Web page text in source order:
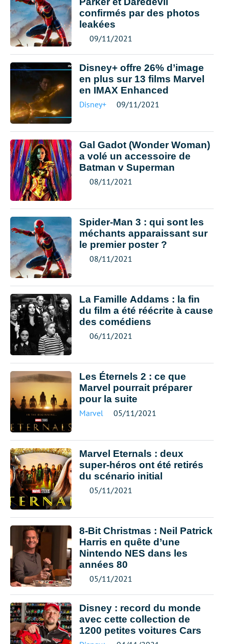
confirmés par des photos
leakées
09/11/2021
Disney+ offre 26% d’image
en plus sur 13 films Marvel
en IMAX Enhanced
Disney+ 09/11/2021
Gal Gadot (Wonder Woman)
a volé un accessoire de
Batman v Superman
08/11/2021
Spider-Man 3 : qui sont les
méchants apparaissant sur
le premier poster ?
08/11/2021
La Famille Addams : la fin
du film a été réécrite à cause
des comédiens
06/11/2021
Les Éternels 2 : ce que
Marvel pourrait préparer
pour la suite
Marvel 05/11/2021
Marvel Eternals : deux
super-héros ont été retirés
du scénario initial
05/11/2021
8-Bit Christmas : Neil Patrick
Harris en quête d’une
Nintendo NES dans les
années 80
05/11/2021
Disney : record du monde
avec cette collection de
1200 petites voitures Cars